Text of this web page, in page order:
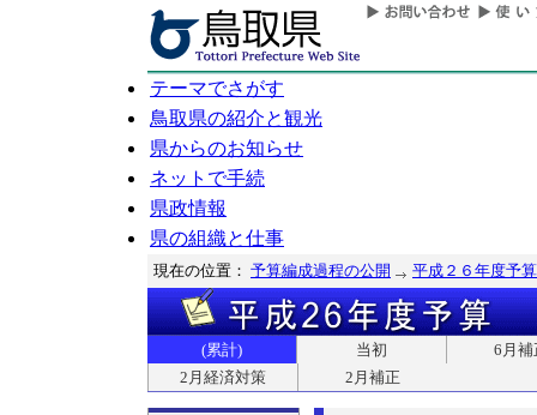
テーマでさがす
鳥取県の紹介と観光
県からのお知らせ
ネットで手続
県政情報
県の組織と仕事
現在の位置： 予算編成過程の公開 平成２６年度予算
(累計) 当初
6月補
2月経済対策
2月補正